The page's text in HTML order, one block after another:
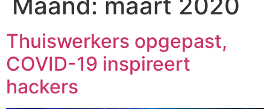
Thuiswerkers opgepast,
COVID-19 inspireert
hackers